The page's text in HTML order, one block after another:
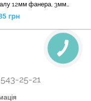
12мм фанера, 3мм
і алюміній, 1.5мм сталь,
/ хв, RP7601 AEROPRO
грн
25-21